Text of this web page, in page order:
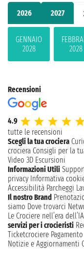
2026 2027
GENNAIO
2028
2028
Recensioni
4.9
tutte le recensioni
Scegli la tua crociera
crociera Consigli per la
Video 3D Escursioni
Informazioni Utili
privacy Informativa
Accessibilità Parcheggi
Il nostro Brand
siamo Dove trovarci
Le Crociere nell’era
servizi per i crocieristi
Ticketcrociere
Notizie e Aggiornamenti